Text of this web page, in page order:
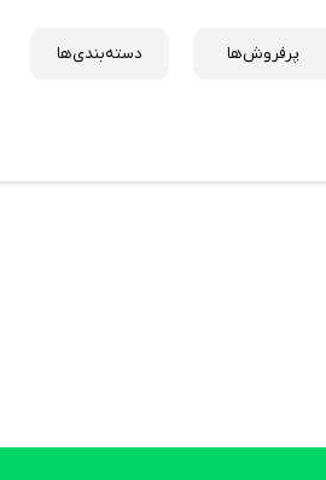
پرفروش‌ها دسته‌بندی‌ها